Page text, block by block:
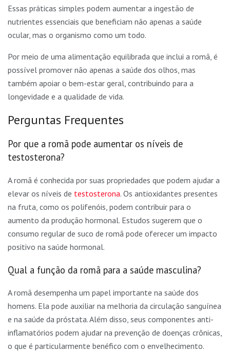
Essas práticas simples podem aumentar a ingestão de
nutrientes essenciais que beneficiam não apenas a saúde
ocular, mas o organismo como um todo.
Por meio de uma alimentação equilibrada que inclui a romã, é
possível promover não apenas a saúde dos olhos, mas
também apoiar o bem-estar geral, contribuindo para a
longevidade e a qualidade de vida.
Perguntas Frequentes
Por que a romã pode aumentar os níveis de
testosterona?
A romã é conhecida por suas propriedades que podem ajudar a
elevar os níveis de testosterona. Os antioxidantes presentes
na fruta, como os polifenóis, podem contribuir para o
aumento da produção hormonal. Estudos sugerem que o
consumo regular de suco de romã pode oferecer um impacto
positivo na saúde hormonal.
Qual a função da romã para a saúde masculina?
A romã desempenha um papel importante na saúde dos
homens. Ela pode auxiliar na melhoria da circulação sanguínea
e na saúde da próstata. Além disso, seus componentes anti-
inflamatórios podem ajudar na prevenção de doenças crônicas,
o que é particularmente benéfico com o envelhecimento.